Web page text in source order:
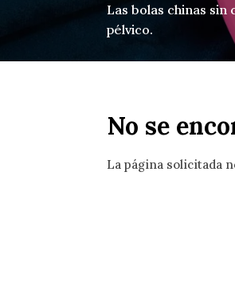
Las bolas chinas
pélvico.
No se
La página solicitada